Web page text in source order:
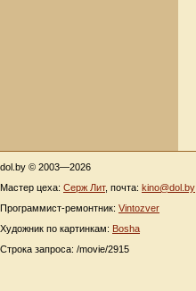
dol.by © 2003—2026
Мастер цеха: Серж Лит, почта: kino@dol.by
Программист-ремонтник: Vintozver
Художник по картинкам: Bosha
Строка запроса: /movie/2915